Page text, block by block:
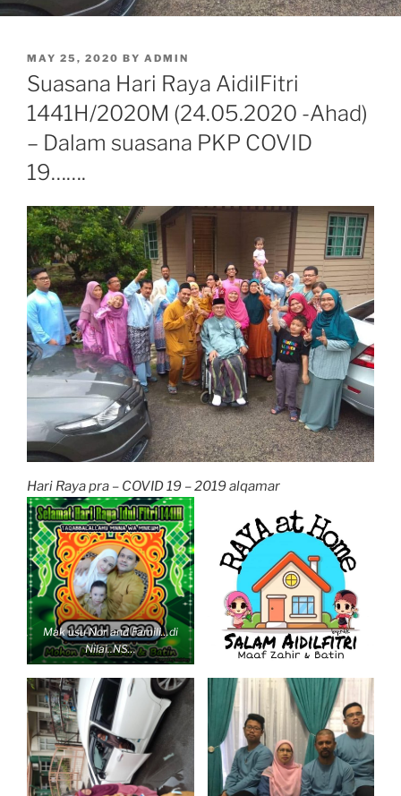
POSTED
ON
MAY 25, 2020 BY ADMIN
Suasana Hari Raya AidilFitri
1441H/2020M (24.05.2020 -Ahad)
– Dalam suasana PKP COVID
19…….
Hari Raya pra – COVID 19 – 2019 alqamar
Mak usu Nor and Famili…di
Nilai..NS…